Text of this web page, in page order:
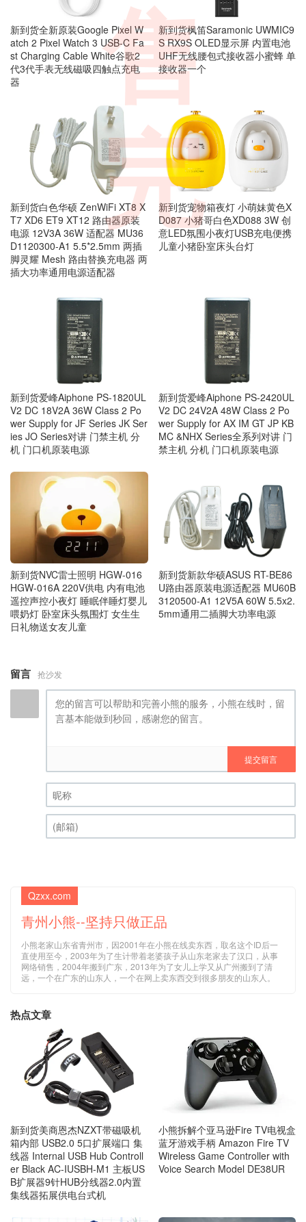
新到货全新原装Google Pixel W
atch 2 Pixel Watch 3 USB-C Fa
st Charging Cable White谷歌2
代3代手表无线磁吸四触点充电
器
新到货枫笛Saramonic UWMIC9
S RX9S OLED显示屏 内置电池
UHF无线腰包式接收器小蜜蜂 单
接收器一个
新到货白色华硕 ZenWiFi XT8 X
T7 XD6 ET9 XT12 路由器原装
电源 12V3A 36W 适配器 MU36
D1120300-A1 5.5*2.5mm 两插
脚灵耀 Mesh 路由替换充电器 两
插大功率通用电源适配器
新到货宠物箱夜灯 小萌妹黄色X
D087 小猪哥白色XD088 3W 创
意LED氛围小夜灯USB充电便携
儿童小猪卧室床头台灯
新到货爱峰Aiphone PS-1820UL
V2 DC 18V2A 36W Class 2 Po
wer Supply for JF Series JK Ser
ies JO Series对讲 门禁主机 分
机 门口机原装电源
新到货爱峰Aiphone PS-2420UL
V2 DC 24V2A 48W Class 2 Po
wer Supply for AX IM GT JP KB
MC &NHX Series全系列对讲 门
禁主机 分机 门口机原装电源
新到货NVC雷士照明 HGW‑016
HGW‑016A 220V供电 内有电池
遥控声控小夜灯 睡眠伴睡灯婴儿
喂奶灯 卧室床头氛围灯 女生生
日礼物送女友儿童
新到货新款华硕ASUS RT-BE86
U路由器原装电源适配器 MU60B
3120500-A1 12V5A 60W 5.5x2.
5mm通用二插脚大功率电源
留言 抢沙发
提交留言
昵称 (必填)
Qzxx.com
青州小熊--坚持只做正品
小熊老家山东省青州市，因2001年在小熊在线卖东西，取名这个ID后一
直使用至今，2003年为了生计带着老婆孩子从山东老家去了汉口，从事
网络销售，2004年搬到广东，2013年为了女儿上学又从广州搬到了清
远，一个在广东的山东人，一个在网上卖东西交到很多朋友的山东人。
热点文章
新到货美商恩杰NZXT带磁吸机
箱内部 USB2.0 5口扩展端口 集
线器 Internal USB Hub Controll
er Black AC-IUSBH-M1 主板US
B扩展器9针HUB分线器2.0内置
集线器拓展供电台式机
小熊拆解个亚马逊Fire TV电视盒
蓝牙游戏手柄 Amazon Fire TV
Wireless Game Controller with
Voice Search Model DE38UR
售
完